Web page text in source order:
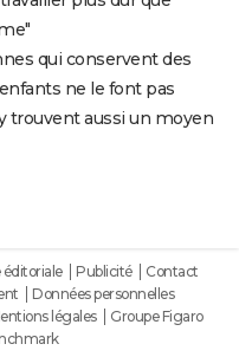
qui conservent des
ne le font pas
trouvent aussi un moyen
éditoriale Publicité
Contact
Données personnelles
légales
Groupe Figaro